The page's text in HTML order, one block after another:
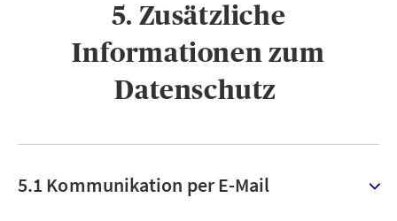
5. Zusätzliche
Informationen zum
Datenschutz ​
5.1 Kommunikation per E-Mail